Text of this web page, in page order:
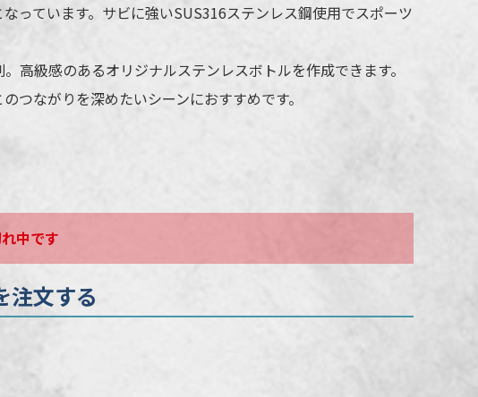
※ 再注文の際、仕上がりには商品の個体差や名入れ位置・色に若干の差が生じる
場合がございます。
っています。サビに強いSUS316ステンレス鋼使用でスポーツ
高級感のあるオリジナルステンレスボトルを作成できます。
つながりを深めたいシーンにおすすめです。
中です
注文する